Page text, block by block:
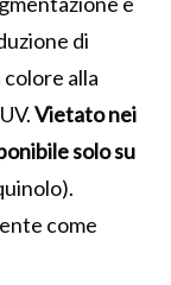
di
alla
Vietato nei
solo su
come